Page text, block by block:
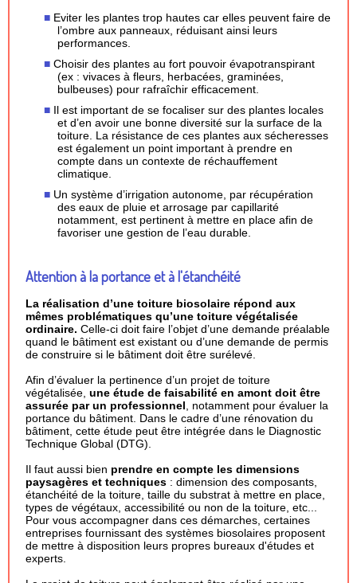
Eviter les plantes trop hautes car elles peuvent faire de
l’ombre aux panneaux, réduisant ainsi leurs
performances.
Choisir des plantes au fort pouvoir évapotranspirant
(ex : vivaces à fleurs, herbacées, graminées,
bulbeuses) pour rafraîchir efficacement.
Il est important de se focaliser sur des plantes locales
et d’en avoir une bonne diversité sur la surface de la
toiture. La résistance de ces plantes aux sécheresses
est également un point important à prendre en
compte dans un contexte de réchauffement
climatique.
Un système d’irrigation autonome, par récupération
des eaux de pluie et arrosage par capillarité
notamment, est pertinent à mettre en place afin de
favoriser une gestion de l’eau durable.
Attention à la portance et à l'étanchéité
La réalisation d’une toiture biosolaire répond aux
mêmes problématiques qu’une toiture végétalisée
ordinaire. Celle-ci doit faire l’objet d’une demande préalable
quand le bâtiment est existant ou d’une demande de permis
de construire si le bâtiment doit être surélevé.
Afin d’évaluer la pertinence d’un projet de toiture
végétalisée, une étude de faisabilité en amont doit être
assurée par un professionnel , notamment pour évaluer la
portance du bâtiment. Dans le cadre d’une rénovation du
bâtiment, cette étude peut être intégrée dans le Diagnostic
Technique Global (DTG).
Il faut aussi bien prendre en compte les dimensions
paysagères et techniques : dimension des composants,
étanchéité de la toiture, taille du substrat à mettre en place,
types de végétaux, accessibilité ou non de la toiture, etc...
Pour vous accompagner dans ces démarches, certaines
entreprises fournissant des systèmes biosolaires proposent
de mettre à disposition leurs propres bureaux d'études et
experts.